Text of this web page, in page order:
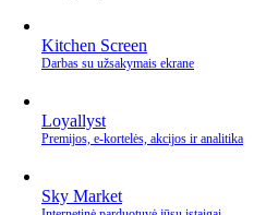
Kitchen Screen
Darbas su užsakymais ekrane
Loyallyst
Premijos, e‑kortelės, akcijos ir analitika
Sky Market